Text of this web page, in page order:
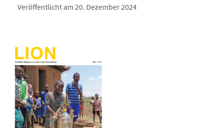
Veröffentlicht am 20. Dezember 2024